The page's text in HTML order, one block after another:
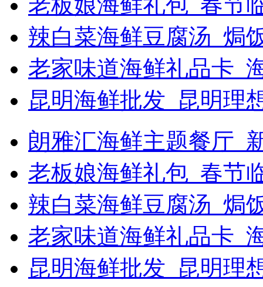
老板娘海鲜礼包_春节
辣白菜海鲜豆腐汤_焗
老家味道海鲜礼品卡_
昆明海鲜批发_昆明理
朗雅汇海鲜主题餐厅_
老板娘海鲜礼包_春节
辣白菜海鲜豆腐汤_焗
老家味道海鲜礼品卡_
昆明海鲜批发_昆明理